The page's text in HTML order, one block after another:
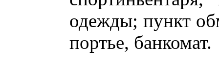
одежды; пункт
портье, банкомат.